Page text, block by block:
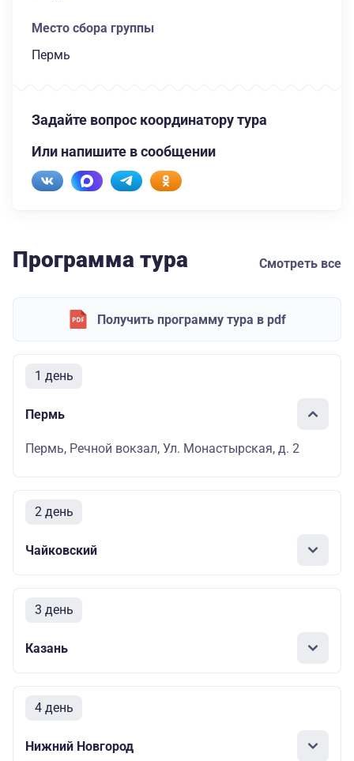
Место сбора группы
Пермь
Задайте вопрос координатору тура
Или напишите в сообщении
Программа тура Смотреть все
Получить программу тура в pdf
1 день
Пермь
Пермь, Речной вокзал, Ул. Монастырская, д. 2
2 день
Чайковский
3 день
Казань
4 день
Нижний Новгород